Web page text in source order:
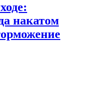
накатом